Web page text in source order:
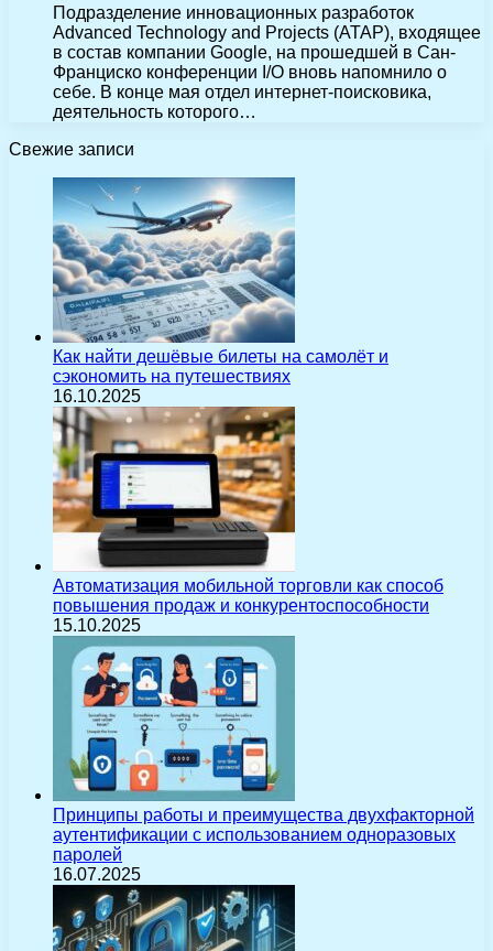
Подразделение инновационных разработок
Advanced Technology and Projects (ATAP), входящее
в состав компании Google, на прошедшей в Сан-
Франциско конференции I/O вновь напомнило о
себе. В конце мая отдел интернет-поисковика,
деятельность которого…
Свежие записи
Как найти дешёвые билеты на самолёт и
сэкономить на путешествиях
16.10.2025
Автоматизация мобильной торговли как способ
повышения продаж и конкурентоспособности
15.10.2025
Принципы работы и преимущества двухфакторной
аутентификации с использованием одноразовых
паролей
16.07.2025